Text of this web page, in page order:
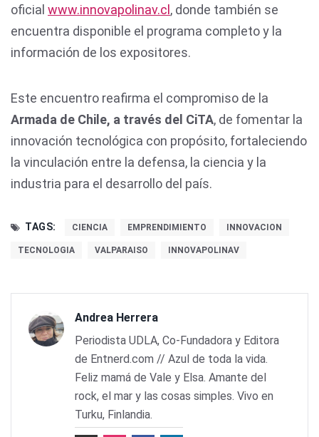
oficial www.innovapolinav.cl , donde también se
encuentra disponible el programa completo y la
información de los expositores.
Este encuentro reafirma el compromiso de la
Armada de Chile, a través del CiTA, de fomentar la
innovación tecnológica con propósito, fortaleciendo
la vinculación entre la defensa, la ciencia y la
industria para el desarrollo del país.
TAGS: CIENCIA EMPRENDIMIENTO INNOVACION
TECNOLOGIA VALPARAISO INNOVAPOLINAV
Andrea Herrera
Periodista UDLA, Co-Fundadora y Editora
de Entnerd.com // Azul de toda la vida.
Feliz mamá de Vale y Elsa. Amante del
rock, el mar y las cosas simples. Vivo en
Turku, Finlandia.